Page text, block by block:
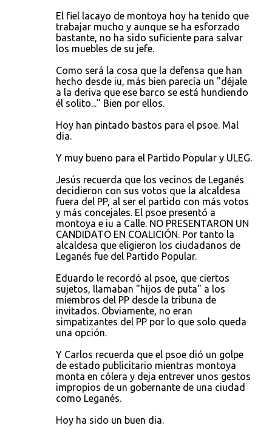
El fiel lacayo de montoya hoy ha tenido que
trabajar mucho y aunque se ha esforzado
bastante, no ha sido suficiente para salvar
los muebles de su jefe.
Como será la cosa que la defensa que han
hecho desde iu, más bien parecía un "déjale
a la deriva que ese barco se está hundiendo
él solito..." Bien por ellos.
Hoy han pintado bastos para el psoe. Mal
dia.
Y muy bueno para el Partido Popular y ULEG.
Jesús recuerda que los vecinos de Leganés
decidieron con sus votos que la alcaldesa
fuera del PP, al ser el partido con más votos
y más concejales. El psoe presentó a
montoya e iu a Calle. NO PRESENTARON UN
CANDIDATO EN COALICIÓN. Por tanto la
alcaldesa que eligieron los ciudadanos de
Leganés fue del Partido Popular.
Eduardo le recordó al psoe, que ciertos
sujetos, llamaban "hijos de puta" a los
miembros del PP desde la tribuna de
invitados. Obviamente, no eran
simpatizantes del PP por lo que solo queda
una opción.
Y Carlos recuerda que el psoe dió un golpe
de estado publicitario mientras montoya
monta en cólera y deja entrever unos gestos
impropios de un gobernante de una ciudad
como Leganés.
Hoy ha sido un buen dia.